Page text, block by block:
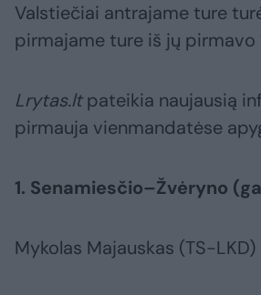
Valstiečiai antrajame ture
pirmajame ture iš jų pirmavo
Lrytas.ltpateikia naujausią
pirmauja vienmandatėse
1. Senamiesčio–Žvėryno
Mykolas Majauskas (TS-